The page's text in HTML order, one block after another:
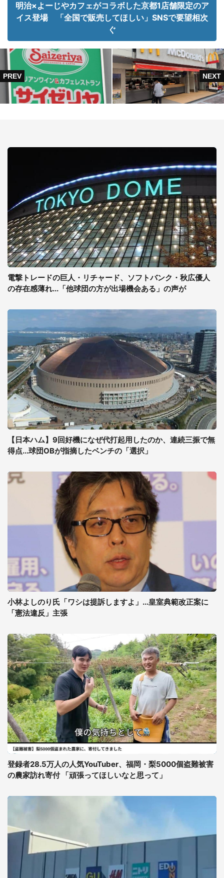
明治×よーじやカフェがコラボした京都1店舗限定のア
イス登場 「全国で販売してほしい」SNSで要望相次
ぐ
電撃トレードの巨人・リチャード、ソフトバンク・秋広優人
の存在感薄れ...「他球団の方が出場機会ある」の声が
【日本ハム】9回好機になぜ代打起用したのか、連続三振で無
得点...球団OBが指摘したベンチの「選択」
小林よしのり氏「ワシは提訴しますよ」...皇室典範改正案に
「憲法違反」主張
登録者28.5万人の人気YouTuber、福岡・梨5000個盗難被害
の農家訪れ寄付 「頑張ってほしいなと思って」